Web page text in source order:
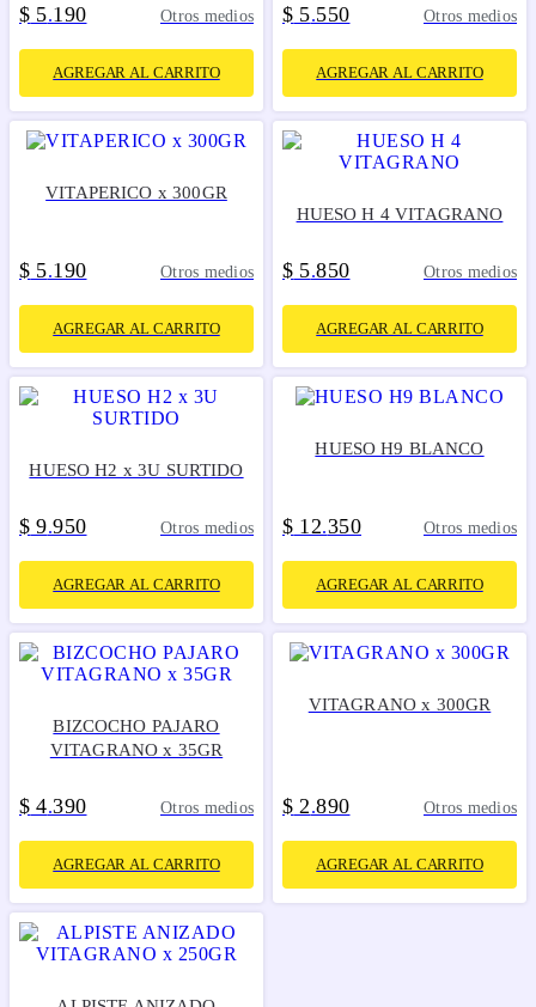
$ 5.190 Otros medios
AGREGAR AL CARRITO
$ 5.550 Otros medios
AGREGAR AL CARRITO
VITAPERICO x 300GR
$ 5.190 Otros medios
AGREGAR AL CARRITO
HUESO H 4 VITAGRANO
$ 5.850 Otros medios
AGREGAR AL CARRITO
HUESO H2 x 3U SURTIDO
$ 9.950 Otros medios
AGREGAR AL CARRITO
HUESO H9 BLANCO
$ 12.350 Otros medios
AGREGAR AL CARRITO
BIZCOCHO PAJARO
VITAGRANO x 35GR
$ 4.390 Otros medios
AGREGAR AL CARRITO
VITAGRANO x 300GR
$ 2.890 Otros medios
AGREGAR AL CARRITO